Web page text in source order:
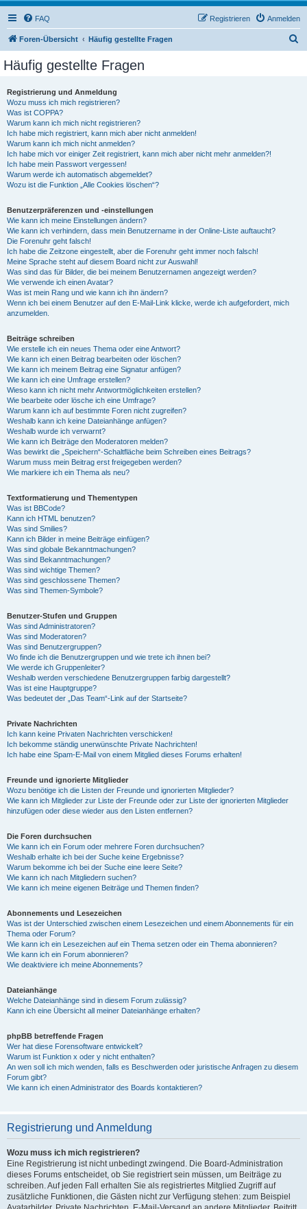
FAQ Anmelden
Registrieren
Foren-Übersicht Häufig gestellte Fragen
Häufig gestellte Fragen
Registrierung und Anmeldung
Wozu muss ich mich registrieren?
Was ist COPPA?
Warum kann ich mich nicht registrieren?
Ich habe mich registriert, kann mich aber nicht anmelden!
Warum kann ich mich nicht anmelden?
Ich habe mich vor einiger Zeit registriert, kann mich aber nicht mehr anmelden?!
Ich habe mein Passwort vergessen!
Warum werde ich automatisch abgemeldet?
Wozu ist die Funktion „Alle Cookies löschen“?
Benutzerpräferenzen und -einstellungen
Wie kann ich meine Einstellungen ändern?
Wie kann ich verhindern, dass mein Benutzername in der Online-Liste auftaucht?
Die Forenuhr geht falsch!
Ich habe die Zeitzone eingestellt, aber die Forenuhr geht immer noch falsch!
Meine Sprache steht auf diesem Board nicht zur Auswahl!
Was sind das für Bilder, die bei meinem Benutzernamen angezeigt werden?
Wie verwende ich einen Avatar?
Was ist mein Rang und wie kann ich ihn ändern?
Wenn ich bei einem Benutzer auf den E-Mail-Link klicke, werde ich aufgefordert, mich
anzumelden.
Beiträge schreiben
Wie erstelle ich ein neues Thema oder eine Antwort?
Wie kann ich einen Beitrag bearbeiten oder löschen?
Wie kann ich meinem Beitrag eine Signatur anfügen?
Wie kann ich eine Umfrage erstellen?
Wieso kann ich nicht mehr Antwortmöglichkeiten erstellen?
Wie bearbeite oder lösche ich eine Umfrage?
Warum kann ich auf bestimmte Foren nicht zugreifen?
Weshalb kann ich keine Dateianhänge anfügen?
Weshalb wurde ich verwarnt?
Wie kann ich Beiträge den Moderatoren melden?
Was bewirkt die „Speichern“-Schaltfläche beim Schreiben eines Beitrags?
Warum muss mein Beitrag erst freigegeben werden?
Wie markiere ich ein Thema als neu?
Textformatierung und Thementypen
Was ist BBCode?
Kann ich HTML benutzen?
Was sind Smilies?
Kann ich Bilder in meine Beiträge einfügen?
Was sind globale Bekanntmachungen?
Was sind Bekanntmachungen?
Was sind wichtige Themen?
Was sind geschlossene Themen?
Was sind Themen-Symbole?
Benutzer-Stufen und Gruppen
Was sind Administratoren?
Was sind Moderatoren?
Was sind Benutzergruppen?
Wo finde ich die Benutzergruppen und wie trete ich ihnen bei?
Wie werde ich Gruppenleiter?
Weshalb werden verschiedene Benutzergruppen farbig dargestellt?
Was ist eine Hauptgruppe?
Was bedeutet der „Das Team“-Link auf der Startseite?
Private Nachrichten
Ich kann keine Privaten Nachrichten verschicken!
Ich bekomme ständig unerwünschte Private Nachrichten!
Ich habe eine Spam-E-Mail von einem Mitglied dieses Forums erhalten!
Freunde und ignorierte Mitglieder
Wozu benötige ich die Listen der Freunde und ignorierten Mitglieder?
Wie kann ich Mitglieder zur Liste der Freunde oder zur Liste der ignorierten Mitglieder
hinzufügen oder diese wieder aus den Listen entfernen?
Die Foren durchsuchen
Wie kann ich ein Forum oder mehrere Foren durchsuchen?
Weshalb erhalte ich bei der Suche keine Ergebnisse?
Warum bekomme ich bei der Suche eine leere Seite?
Wie kann ich nach Mitgliedern suchen?
Wie kann ich meine eigenen Beiträge und Themen finden?
Abonnements und Lesezeichen
Was ist der Unterschied zwischen einem Lesezeichen und einem Abonnements für ein
Thema oder Forum?
Wie kann ich ein Lesezeichen auf ein Thema setzen oder ein Thema abonnieren?
Wie kann ich ein Forum abonnieren?
Wie deaktiviere ich meine Abonnements?
Dateianhänge
Welche Dateianhänge sind in diesem Forum zulässig?
Kann ich eine Übersicht all meiner Dateianhänge erhalten?
phpBB betreffende Fragen
Wer hat diese Forensoftware entwickelt?
Warum ist Funktion x oder y nicht enthalten?
An wen soll ich mich wenden, falls es Beschwerden oder juristische Anfragen zu diesem
Forum gibt?
Wie kann ich einen Administrator des Boards kontaktieren?
Registrierung und Anmeldung
Wozu muss ich mich registrieren?
Eine Registrierung ist nicht unbedingt zwingend. Die Board-Administration
dieses Forums entscheidet, ob Sie registriert sein müssen, um Beiträge zu
schreiben. Auf jeden Fall erhalten Sie als registriertes Mitglied Zugriff auf
zusätzliche Funktionen, die Gästen nicht zur Verfügung stehen: zum Beispiel